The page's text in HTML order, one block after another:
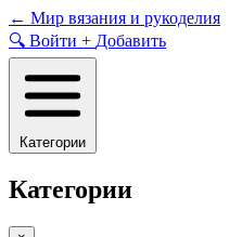
Skip
to
content
← Мир вязания и рукоделия
🔍 Войти + Добавить
Категории
Категории